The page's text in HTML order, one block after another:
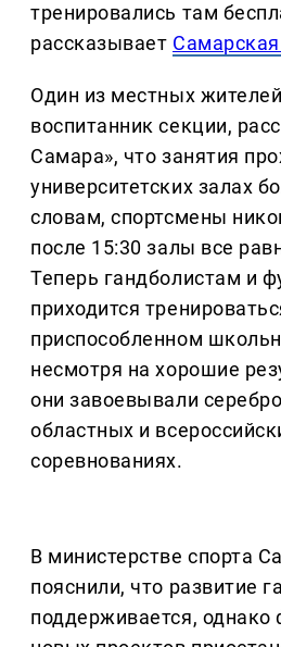
тренировались там
рассказывает Самарская
Один из местных
воспитанник секции,
Самара», что занятия
университетских залах
словам, спортсмены
после 15:30 залы все
Теперь гандболистам и
приходится
приспособленном
несмотря на хорошие
они завоевывали
областных и
соревнованиях.
В министерстве спорта
пояснили, что развитие
поддерживается, однако